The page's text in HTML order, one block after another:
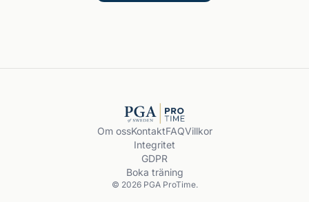
Om ossKontaktFAQVillkor
Integritet
GDPR
Boka träning
© 2026 PGA ProTime.